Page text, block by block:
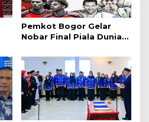
Pemkot Bogor Gelar
Nobar Final Piala Dunia